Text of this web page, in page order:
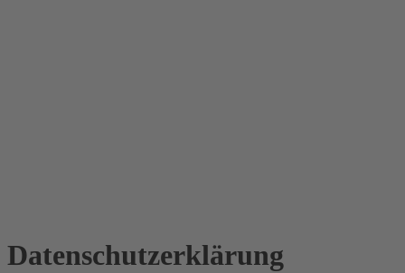
Datenschutz­erklärung